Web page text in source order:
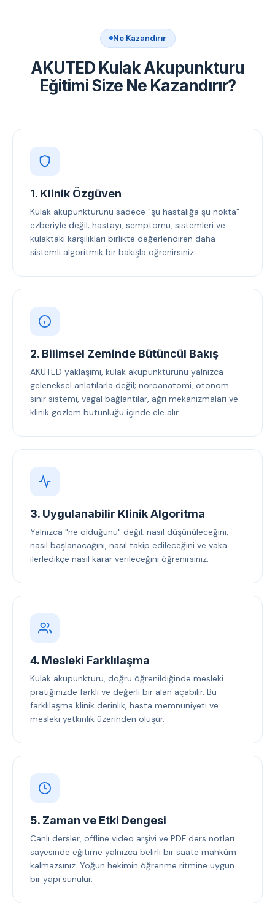
Ne Kazandırır
AKUTED Kulak Akupunkturu
Eğitimi Size Ne Kazandırır?
1. Klinik Özgüven
Kulak akupunkturunu sadece "şu hastalığa şu nokta"
ezberiyle değil; hastayı, semptomu, sistemleri ve
kulaktaki karşılıkları birlikte değerlendiren daha
sistemli algoritmik bir bakışla öğrenirsiniz.
2. Bilimsel Zeminde Bütüncül Bakış
AKUTED yaklaşımı, kulak akupunkturunu yalnızca
geleneksel anlatılarla değil; nöroanatomi, otonom
sinir sistemi, vagal bağlantılar, ağrı mekanizmaları ve
klinik gözlem bütünlüğü içinde ele alır.
3. Uygulanabilir Klinik Algoritma
Yalnızca "ne olduğunu" değil; nasıl düşünüleceğini,
nasıl başlanacağını, nasıl takip edileceğini ve vaka
ilerledikçe nasıl karar verileceğini öğrenirsiniz.
4. Mesleki Farklılaşma
Kulak akupunkturu, doğru öğrenildiğinde mesleki
pratiğinizde farklı ve değerli bir alan açabilir. Bu
farklılaşma klinik derinlik, hasta memnuniyeti ve
mesleki yetkinlik üzerinden oluşur.
5. Zaman ve Etki Dengesi
Canlı dersler, offline video arşivi ve PDF ders notları
sayesinde eğitime yalnızca belirli bir saate mahkûm
kalmazsınız. Yoğun hekimin öğrenme ritmine uygun
bir yapı sunulur.